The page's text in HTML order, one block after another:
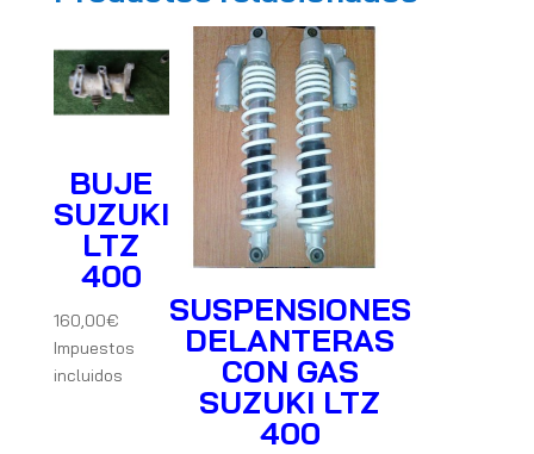
BUJE
SUZUKI
LTZ
400
160,00€
Impuestos
incluidos
SUSPENSIONES
DELANTERAS
CON GAS
SUZUKI LTZ
400